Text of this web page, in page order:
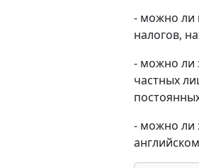
- можно ли
налогов,
- можно ли
частных
- можно ли